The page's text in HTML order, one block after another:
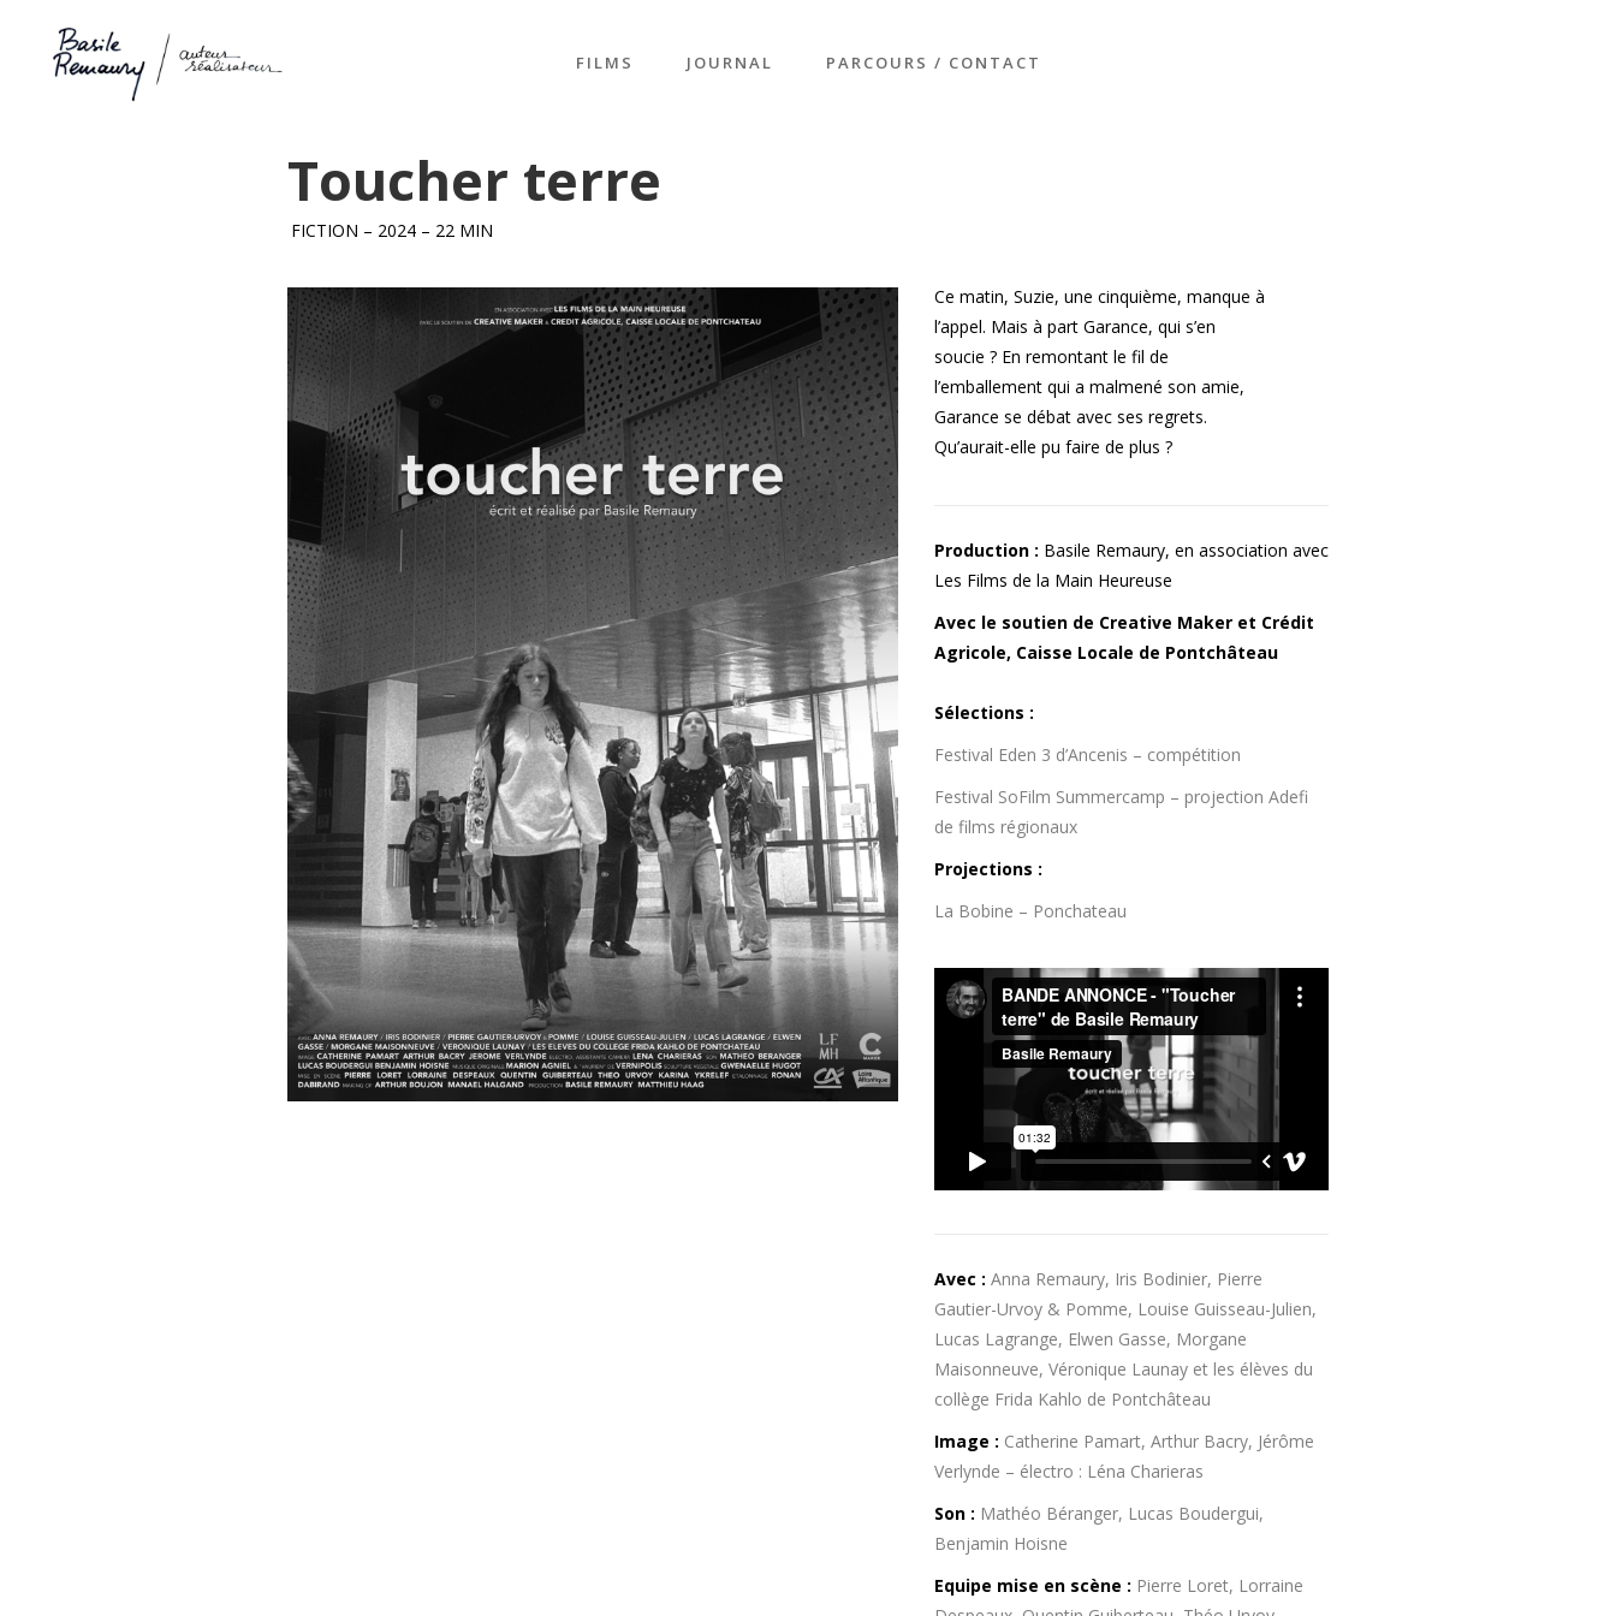
FILMS JOURNAL PARCOURS / CONTACT
Toucher terre
FICTION – 2024 – 22 MIN
Ce matin, Suzie, une cinquième, manque à
l’appel. Mais à part Garance, qui s’en
soucie ? En remontant le fil de
l’emballement qui a malmené son amie,
Garance se débat avec ses regrets.
Qu’aurait-elle pu faire de plus ?
Production : Basile Remaury, en association avec
Les Films de la Main Heureuse
Avec le soutien de Creative Maker et Crédit
Agricole, Caisse Locale de Pontchâteau
Sélections :
Festival Eden 3 d’Ancenis – compétition
Festival SoFilm Summercamp – projection Adefi
de films régionaux
Projections :
La Bobine – Ponchateau
Avec : Anna Remaury, Iris Bodinier, Pierre
Gautier-Urvoy & Pomme, Louise Guisseau-Julien,
Lucas Lagrange, Elwen Gasse, Morgane
Maisonneuve, Véronique Launay et les élèves du
collège Frida Kahlo de Pontchâteau
Image : Catherine Pamart, Arthur Bacry, Jérôme
Verlynde – électro : Léna Charieras
Son : Mathéo Béranger, Lucas Boudergui,
Benjamin Hoisne
Equipe mise en scène : Pierre Loret, Lorraine